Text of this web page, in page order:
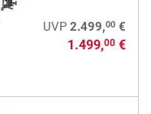
UVP 2.499,00€
1.499,00€